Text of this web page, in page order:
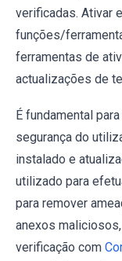
verificadas. Ativar
funções/
ferramentas de
actualizações de
É fundamental
segurança do
instalado e
utilizado para
para remover
anexos
verificação com